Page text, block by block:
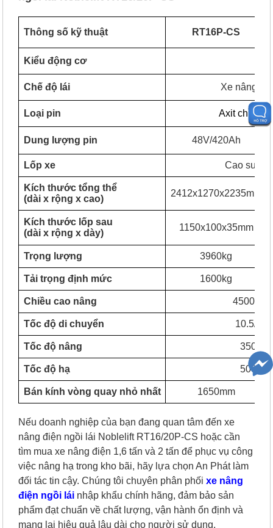
Thông số kỹ thuật RT16P-CS
Kiểu động cơ
Chế độ lái Xe nâng
Loại pin Axit chì
Dung lượng pin 48V/420Ah
Lốp xe Cao su
Kích thước tổng thể
(dài x rộng x cao)
2412x1270x2235mm
Kích thước lốp sau
(dài x rộng x dày)
1150x100x35mm
Trọng lượng 3960kg
Tải trọng định mức 1600kg
Chiều cao nâng 4500 -
Tốc độ di chuyển 10.5/
Tốc độ nâng 350/
Tốc độ hạ 500/
Bán kính vòng quay nhỏ nhất 1650mm
Nếu doanh nghiệp của bạn đang quan tâm đến xe
nâng điện ngồi lái Noblelift RT16/20P-CS hoặc cần
tìm mua xe nâng điện 1,6 tấn và 2 tấn để phục vụ công
việc nâng hạ trong kho bãi, hãy lựa chọn An Phát làm
đối tác tin cậy. Chúng tôi chuyên phân phốixe nâng
điện ngồi lái nhập khẩu chính hãng, đảm bảo sản
phẩm đạt chuẩn về chất lượng, vận hành ổn định và
mang lại hiệu quả lâu dài cho người sử dụng.